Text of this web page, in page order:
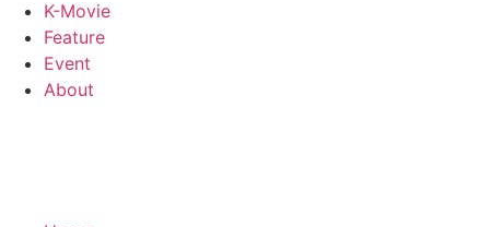
K-Movie
Feature
Event
About